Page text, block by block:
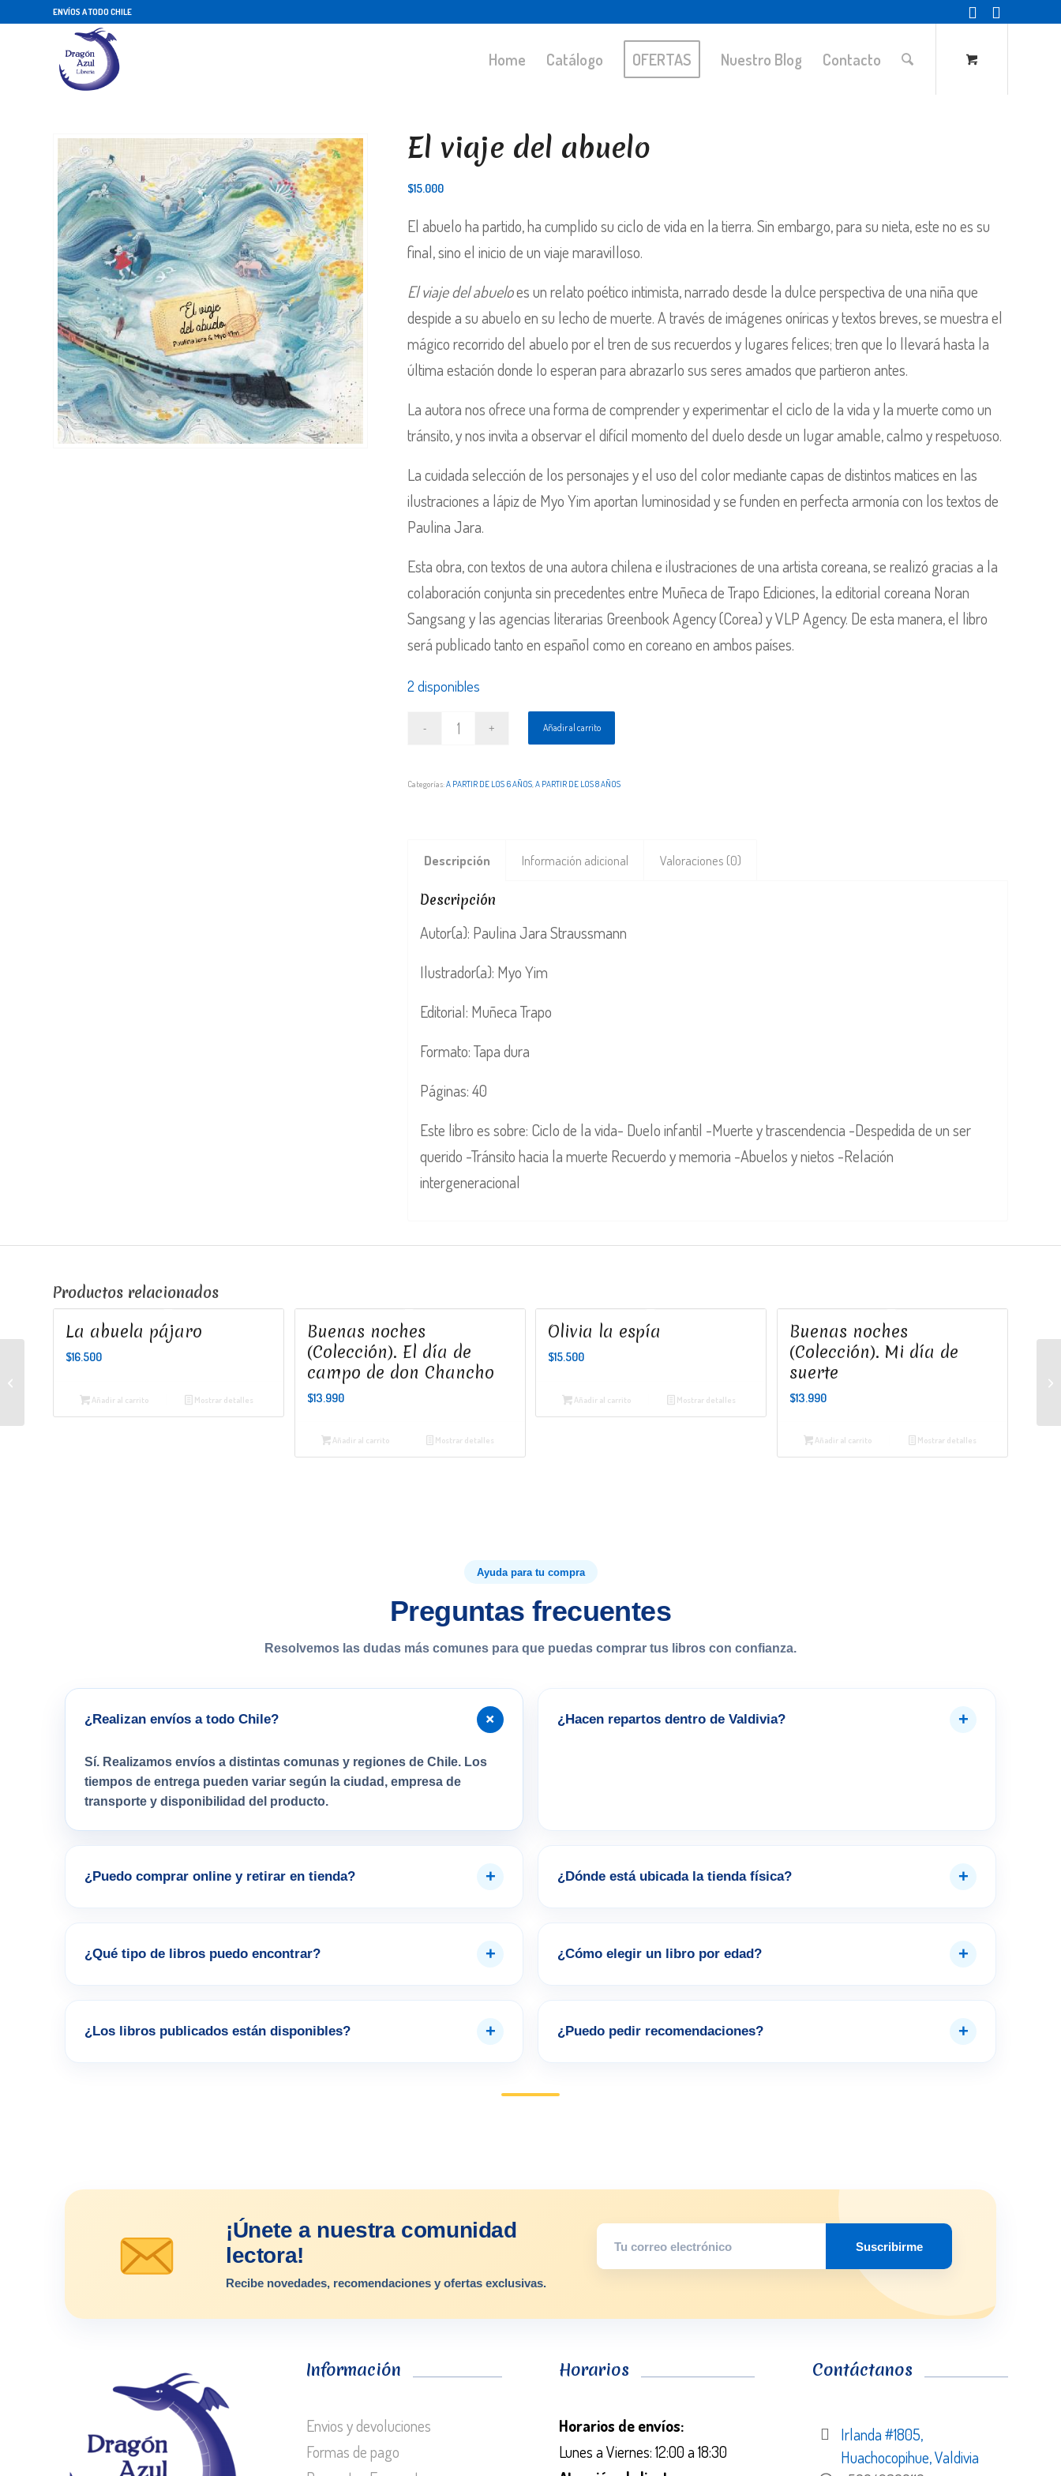
ENVÍOS A TODO CHILE
Home Catálogo OFERTAS Nuestro Blog Contacto
El viaje del abuelo
$15.000
El abuelo ha partido, ha cumplido su ciclo de vida en la tierra. Sin embargo, para su nieta, este no es su
final, sino el inicio de un viaje maravilloso.
El viaje del abueloes un relato poético intimista, narrado desde la dulce perspectiva de una niña que
despide a su abuelo en su lecho de muerte. A través de imágenes oníricas y textos breves, se muestra el
mágico recorrido del abuelo por el tren de sus recuerdos y lugares felices; tren que lo llevará hasta la
última estación donde lo esperan para abrazarlo sus seres amados que partieron antes.
La autora nos ofrece una forma de comprender y experimentar el ciclo de la vida y la muerte como un
tránsito, y nos invita a observar el difícil momento del duelo desde un lugar amable, calmo y respetuoso.
La cuidada selección de los personajes y el uso del color mediante capas de distintos matices en las
ilustraciones a lápiz de Myo Yim aportan luminosidad y se funden en perfecta armonía con los textos de
Paulina Jara.
Esta obra, con textos de una autora chilena e ilustraciones de una artista coreana, se realizó gracias a la
colaboración conjunta sin precedentes entre Muñeca de Trapo Ediciones, la editorial coreana Noran
Sangsang y las agencias literarias Greenbook Agency (Corea) y VLP Agency. De esta manera, el libro
será publicado tanto en español como en coreano en ambos países.
2 disponibles
Añadir al carrito
Categorías:A PARTIR DE LOS 6 AÑOS ,A PARTIR DE LOS 8 AÑOS
Descripción Información adicional Valoraciones (0)
Descripción
Autor(a): Paulina Jara Straussmann
Ilustrador(a): Myo Yim
Editorial: Muñeca Trapo
Formato: Tapa dura
Páginas: 40
Este libro es sobre: Ciclo de la vida- Duelo infantil -Muerte y trascendencia -Despedida de un ser
querido -Tránsito hacia la muerte Recuerdo y memoria -Abuelos y nietos -Relación
intergeneracional
Productos relacionados
La abuela pájaro
$16.500
Añadir al carrito Mostrar detalles
Buenas noches
(Colección). El día de
campo de don Chancho
$13.990
Añadir al carrito Mostrar detalles
Olivia la espía
$15.500
Añadir al carrito Mostrar detalles
Buenas noches
(Colección). Mi día de
suerte
$13.990
Añadir al carrito Mostrar detalles
Ayuda para tu compra
Preguntas frecuentes
Resolvemos las dudas más comunes para que puedas comprar tus libros con confianza.
¿Realizan envíos a todo Chile? +
Sí. Realizamos envíos a distintas comunas y regiones de Chile. Los
tiempos de entrega pueden variar según la ciudad, empresa de
transporte y disponibilidad del producto.
¿Hacen repartos dentro de Valdivia? +
¿Puedo comprar online y retirar en tienda? + ¿Dónde está ubicada la tienda física? +
¿Qué tipo de libros puedo encontrar? + ¿Cómo elegir un libro por edad? +
¿Los libros publicados están disponibles? + ¿Puedo pedir recomendaciones? +
¡Únete a nuestra comunidad
lectora!
Recibe novedades, recomendaciones y ofertas exclusivas.
Suscribirme
Información
Envios y devoluciones
Formas de pago
Horarios
Horarios de envíos:
Lunes a Viernes: 12:00 a 18:30
Contáctanos
Irlanda #1805,
Huachocopihue, Valdivia